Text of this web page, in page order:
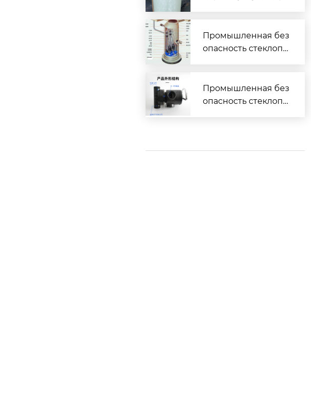
Промышленная без
опасность стеклопл
— взрывобезопасн
ость и электроизол
Промышленная без
опасность стеклопл
ость и электроизол